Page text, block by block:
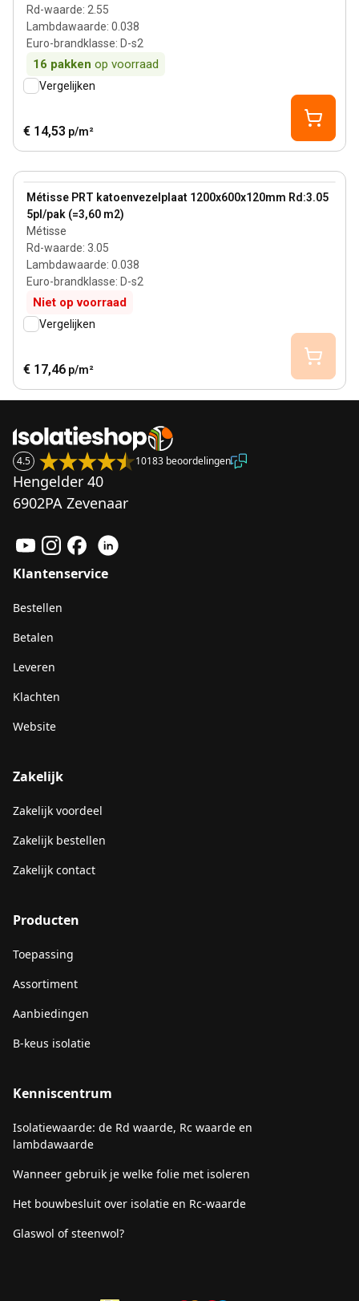
Rd-waarde: 2.55
Lambdawaarde: 0.038
Euro-brandklasse: D-s2
16 pakken op voorraad
Vergelijken
€ 14,53 p/m²
Métisse PRT katoenvezelplaat 1200x600x120mm Rd:3.05
5pl/pak (=3,60 m2)
Métisse
Rd-waarde: 3.05
Lambdawaarde: 0.038
Euro-brandklasse: D-s2
Niet op voorraad
View product
Vergelijken
€ 17,46 p/m²
4.5 10183 beoordelingen
Hengelder 40
6902PA Zevenaar
Klantenservice
Bestellen
Betalen
Leveren
Klachten
Website
Zakelijk
Zakelijk voordeel
Zakelijk bestellen
Zakelijk contact
Producten
Toepassing
Assortiment
Aanbiedingen
B-keus isolatie
Kenniscentrum
Isolatiewaarde: de Rd waarde, Rc waarde en
lambdawaarde
Wanneer gebruik je welke folie met isoleren
Het bouwbesluit over isolatie en Rc-waarde
Glaswol of steenwol?